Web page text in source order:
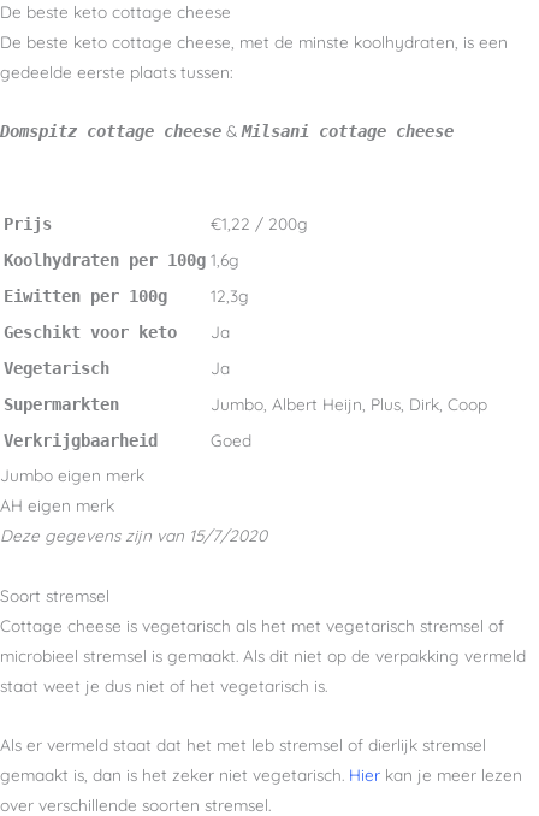
De beste keto cottage cheese
De beste keto cottage cheese, met de minste koolhydraten, is een
gedeelde eerste plaats tussen:
Domspitz cottage cheese & Milsani cottage cheese
Prijs €1,22 / 200g
Koolhydraten per 100g 1,6g
Eiwitten per 100g 12,3g
Geschikt voor keto Ja
Vegetarisch Ja
Supermarkten Jumbo, Albert Heijn, Plus, Dirk, Coop
Verkrijgbaarheid
Goed
Jumbo eigen merk
AH eigen merk
Deze gegevens zijn van 15/7/2020
Soort stremsel
Cottage cheese is vegetarisch als het met vegetarisch stremsel of
microbieel stremsel is gemaakt. Als dit niet op de verpakking vermeld
staat weet je dus niet of het vegetarisch is.
Als er vermeld staat dat het met leb stremsel of dierlijk stremsel
gemaakt is, dan is het zeker niet vegetarisch. Hier kan je meer lezen
over verschillende soorten stremsel.